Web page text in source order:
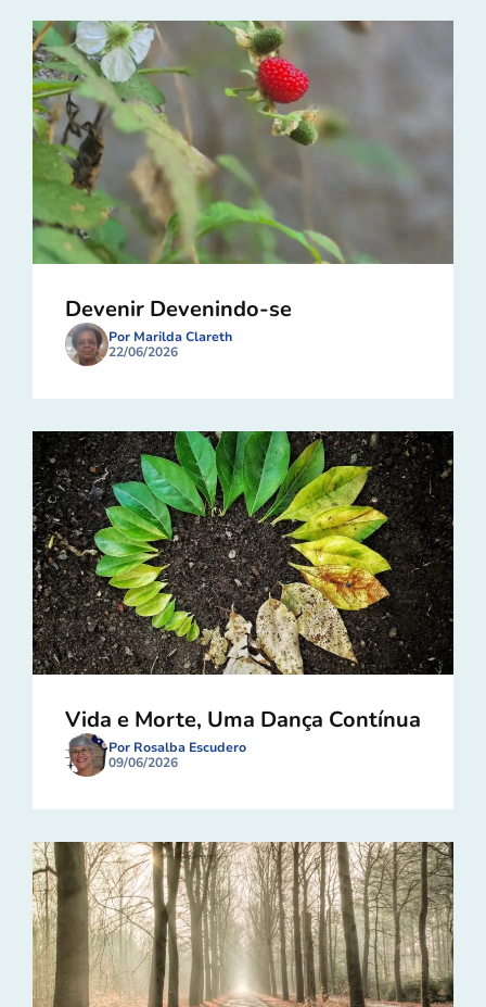
Devenir Devenindo-se
Por Marilda Clareth
22/06/2026
Vida e Morte, Uma Dança Contínua
Por Rosalba Escudero
09/06/2026